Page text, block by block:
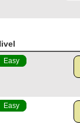
Easy
Easy